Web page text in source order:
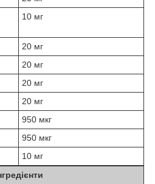
10 мг
20 мг
20 мг
20 мг
20 мг
950 мкг
950 мкг
10 мг